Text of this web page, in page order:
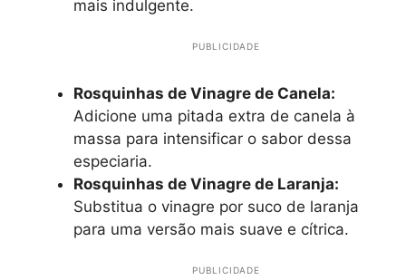
mais indulgente.
PUBLICIDADE
Rosquinhas de Vinagre de Canela:
Adicione uma pitada extra de canela à
massa para intensificar o sabor dessa
especiaria.
Rosquinhas de Vinagre de Laranja:
Substitua o vinagre por suco de laranja
para uma versão mais suave e cítrica.
PUBLICIDADE